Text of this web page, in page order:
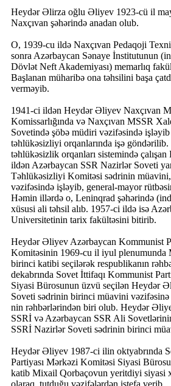
Heydər Əlirza oğlu Əliyev 1923-cü il
Naxçıvan şəhərində anadan olub.
O, 1939-cu ildə Naxçıvan Pedaqoji
sonra Azərbaycan Sənaye İnstitutunun
Dövlət Neft Akademiyası) memarlıq
Başlanan müharibə ona təhsilini başa
verməyib.
1941-ci ildən Heydər Əliyev Naxçıvan
Komissarlığında və Naxçıvan MSSR
Sovetində şöbə müdiri vəzifəsində
təhlükəsizliyi orqanlarında işə
təhlükəsizlik orqanları sistemində
ildən Azərbaycan SSR Nazirlər Soveti
Təhlükəsizliyi Komitəsi sədrinin
vəzifəsində işləyib, general-mayor
Həmin illərdə o, Leninqrad şəhərində
xüsusi ali təhsil alıb. 1957-ci ildə isə
Universitetinin tarix fakültəsini bitirib.
Heydər Əliyev Azərbaycan Kommunist
Komitəsinin 1969-cu il iyul plenumunda
birinci katibi seçilərək respublikanın
dekabrında Sovet İttifaqı Kommunist
Siyasi Bürosunun üzvü seçilən Heydər
Soveti sədrinin birinci müavini
nin rəhbərlərindən biri olub. Heydər
SSRİ və Azərbaycan SSR Ali
SSRİ Nazirlər Soveti sədrinin birinci
Heydər Əliyev 1987-ci ilin oktyabrında
Partiyası Mərkəzi Komitəsi Siyasi
katib Mixail Qorbaçovun yeritdiyi siyasi